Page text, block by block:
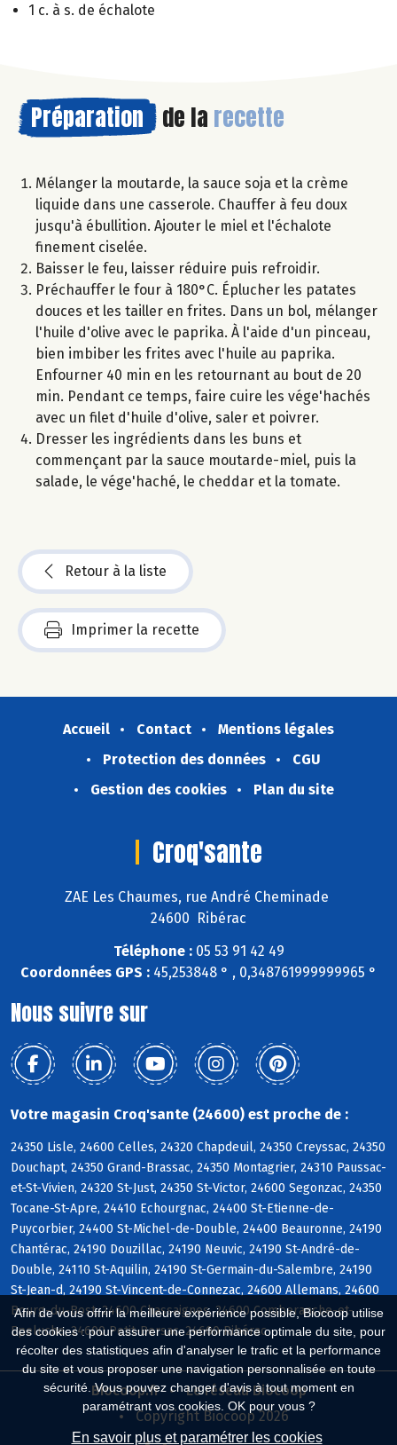
Afin de vous offrir la meilleure expérience possible, Biocoop utilise
des cookies : pour assurer une performance optimale du site, pour
récolter des statistiques afin d'analyser le trafic et la performance
du site et vous proposer une navigation personnalisée en toute
sécurité. Vous pouvez changer d'avis à tout moment en
paramétrant vos cookies. OK pour vous ?
En savoir plus et paramétrer les cookies
1 c. à s. de échalote
Préparation de la recette
Mélanger la moutarde, la sauce soja et la crème
liquide dans une casserole. Chauffer à feu doux
jusqu'à ébullition. Ajouter le miel et l'échalote
finement ciselée.
Baisser le feu, laisser réduire puis refroidir.
Préchauffer le four à 180°C. Éplucher les patates
douces et les tailler en frites. Dans un bol, mélanger
l'huile d'olive avec le paprika. À l'aide d'un pinceau,
bien imbiber les frites avec l'huile au paprika.
Enfourner 40 min en les retournant au bout de 20
min. Pendant ce temps, faire cuire les vége'hachés
avec un filet d'huile d'olive, saler et poivrer.
Dresser les ingrédients dans les buns et
commençant par la sauce moutarde-miel, puis la
salade, le vége'haché, le cheddar et la tomate.
Retour à la liste
Imprimer la recette
Accueil Contact
Mentions légales
Protection des données
CGU
Gestion des cookies
Plan du site
Croq'sante
ZAE Les Chaumes, rue André Cheminade
24600 Ribérac
Téléphone :05 53 91 42 49
Coordonnées GPS : 45,253848 ° , 0,348761999999965 °
Nous suivre sur
Votre magasin Croq'sante (24600) est proche de :
24350 Lisle, 24600 Celles, 24320 Chapdeuil, 24350 Creyssac, 24350
Douchapt, 24350 Grand-Brassac, 24350 Montagrier, 24310 Paussac-
et-St-Vivien, 24320 St-Just, 24350 St-Victor, 24600 Segonzac, 24350
Tocane-St-Apre, 24410 Echourgnac, 24400 St-Etienne-de-
Puycorbier, 24400 St-Michel-de-Double, 24400 Beauronne, 24190
Chantérac, 24190 Douzillac, 24190 Neuvic, 24190 St-André-de-
Double, 24110 St-Aquilin, 24190 St-Germain-du-Salembre, 24190
St-Jean-d, 24190 St-Vincent-de-Connezac, 24600 Allemans, 24600
Bourg-du-Bost, 24600 Chassaignes, 24600 Comberanche-et-
Epeluche, 24600 Petit-Bersac, 24600 Ribérac
Biocoop.fr
Le réseau Biocoop
Copyright Biocoop 2026